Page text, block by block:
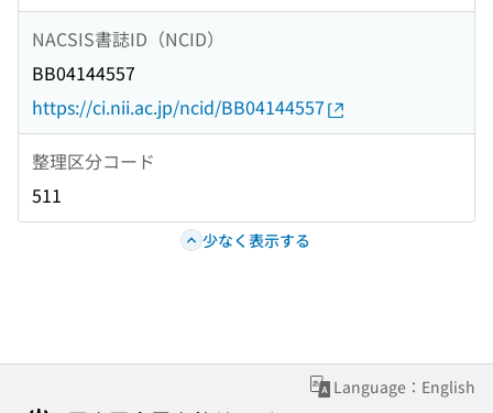
NACSIS書誌ID（NCID）
BB04144557
https://ci.nii.ac.jp/ncid/BB04144557
整理区分コード
511
少なく表示する
Language：English